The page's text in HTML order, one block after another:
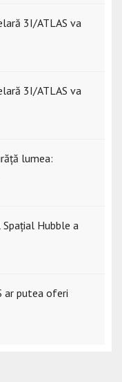
3I/ATLAS va
3I/ATLAS va
lumea:
Spațial Hubble a
ar putea oferi